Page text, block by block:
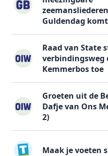
Guldendag
Raad van State
verbindingsweg
Kemmerbos toe
Groeten uit de
Dafje van Ons
2)
Maak je voeten